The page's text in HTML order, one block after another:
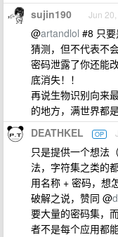
sujin190 Jun
@artandlol #8 只
猜测，但不代表不
密码泄露了你还能
底消失！！
再说生物识别向来
的地方，满世界都
DEATHKEL OP
只是提供一个想法
法，字符集之类的
用名称 + 密码，想
破解之说，赞同 @
要大量的密码集，
者不是每个应用都